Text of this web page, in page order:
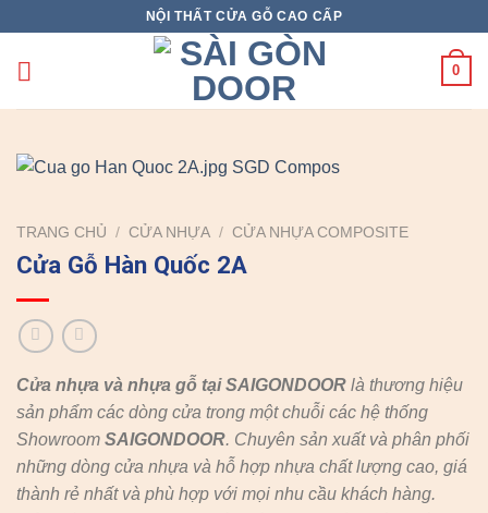
content
NỘI THẤT CỬA GỖ CAO CẤP
0
TRANG CHỦ / CỬA NHỰA / CỬA NHỰA COMPOSITE
Cửa Gỗ Hàn Quốc 2A
Cửa nhựa và nhựa gỗ tại SAIGONDOOR là thương hiệu
sản phẩm các dòng cửa trong một chuỗi các hệ thống
Showroom SAIGONDOOR. Chuyên sản xuất và phân phối
những dòng cửa nhựa và hỗ hợp nhựa chất lượng cao, giá
thành rẻ nhất và phù hợp với mọi nhu cầu khách hàng.